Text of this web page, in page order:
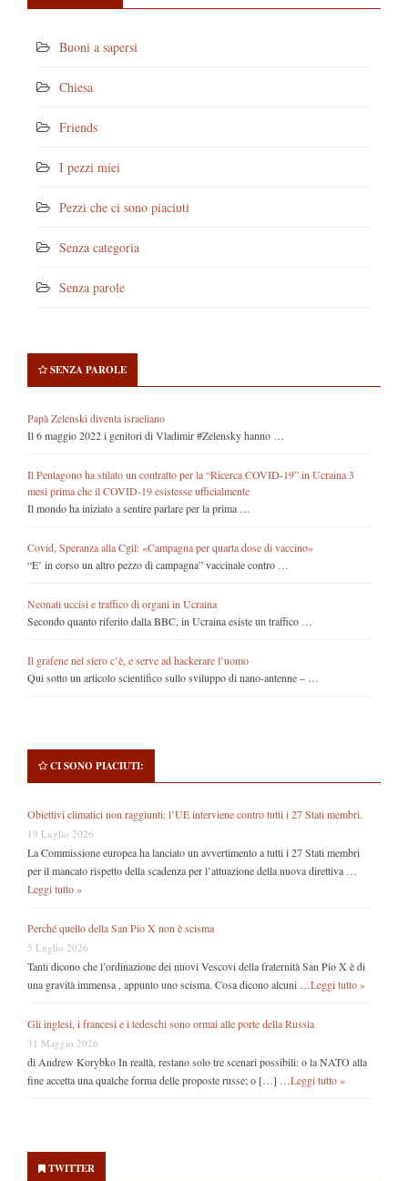
Buoni a sapersi
Chiesa
Friends
I pezzi miei
Pezzi che ci sono piaciuti
Senza categoria
Senza parole
SENZA PAROLE
Papà Zelenski diventa israeliano
Il 6 maggio 2022 i genitori di Vladimir #Zelensky hanno …
Il Pentagono ha stilato un contratto per la “Ricerca COVID-19” in Ucraina 3
mesi prima che il COVID-19 esistesse ufficialmente
Il mondo ha iniziato a sentire parlare per la prima …
Covid, Speranza alla Cgil: «Campagna per quarta dose di vaccino»
“E’ in corso un altro pezzo di campagna” vaccinale contro …
Neonati uccisi e traffico di organi in Ucraina
Secondo quanto riferito dalla BBC, in Ucraina esiste un traffico …
Il grafene nel siero c’è, e serve ad hackerare l’uomo
Qui sotto un articolo scientifico sullo sviluppo di nano-antenne – …
CI SONO PIACIUTI:
Obiettivi climatici non raggiunti: l’UE interviene contro tutti i 27 Stati membri.
19 Luglio 2026
La Commissione europea ha lanciato un avvertimento a tutti i 27 Stati membri
per il mancato rispetto della scadenza per l’attuazione della nuova direttiva …
Leggi tutto »
Perché quello della San Pio X non è scisma
5 Luglio 2026
Tanti dicono che l’ordinazione dei nuovi Vescovi della fraternità San Pio X è di
una gravità immensa , appunto uno scisma. Cosa dicono alcuni … Leggi tutto »
Gli inglesi, i francesi e i tedeschi sono ormai alle porte della Russia
31 Maggio 2026
di Andrew Korybko In realtà, restano solo tre scenari possibili: o la NATO alla
fine accetta una qualche forma delle proposte russe; o […] … Leggi tutto »
Sidebar
TWITTER